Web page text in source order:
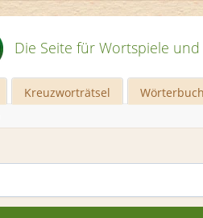
Die Seite für Wortspiele
Kreuzworträtsel Wörterbuch